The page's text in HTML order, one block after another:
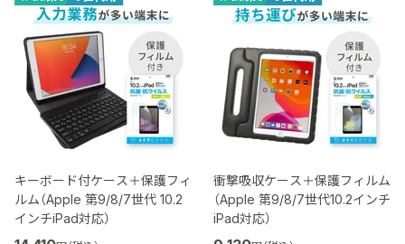
価
キーボード付ケース＋保護フィ
ルム（Apple 第9/8/7世代 10.2
インチiPad対応）
衝撃吸収ケース＋保護フィルム
（Apple 第9/8/7世代10.2インチ
iPad対応）